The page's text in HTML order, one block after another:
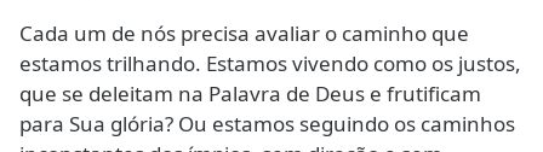
Cada um de nós precisa avaliar o caminho que
estamos trilhando. Estamos vivendo como os justos,
que se deleitam na Palavra de Deus e frutificam
para Sua glória? Ou estamos seguindo os caminhos